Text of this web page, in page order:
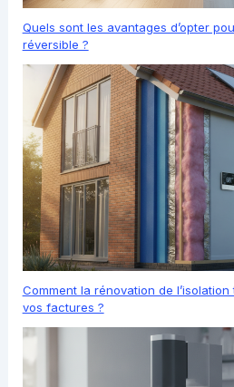
Quels sont les avantages d’opter
réversible ?
Comment la rénovation de
vos factures ?